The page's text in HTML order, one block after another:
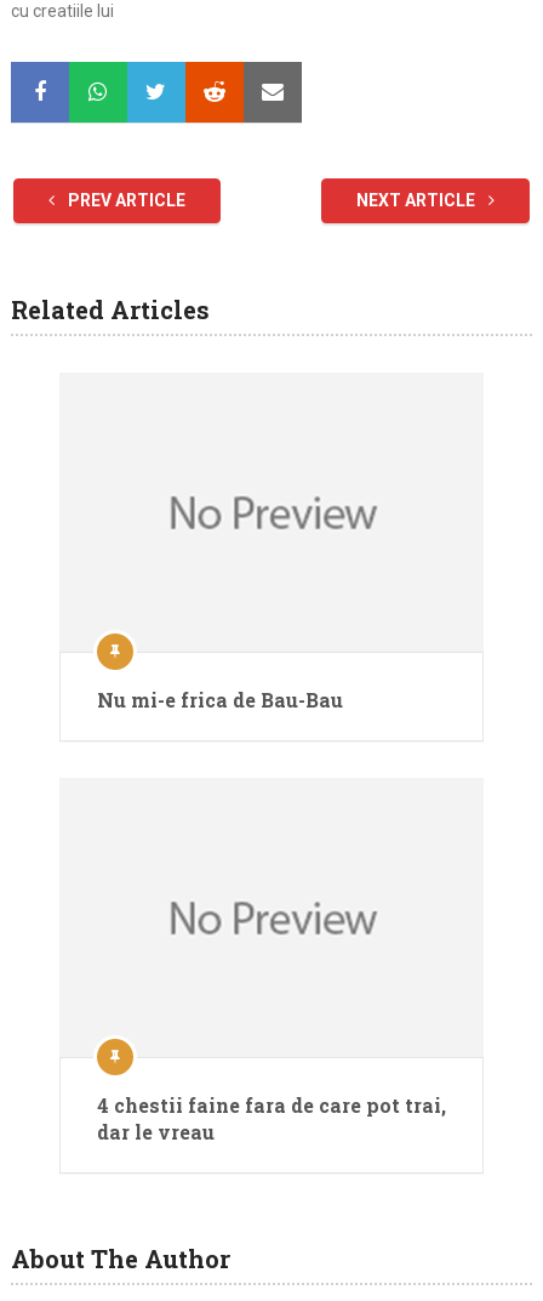
cu creatiile lui
PREV ARTICLE NEXT ARTICLE
Related Articles
Nu mi-e frica de Bau-Bau
4 chestii faine fara de care pot trai,
dar le vreau
About The Author